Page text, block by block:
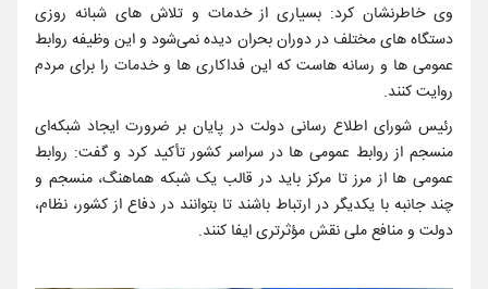
وی خاطرنشان کرد: بسیاری از خدمات و تلاش‌ های شبانه ‌روزی
دستگاه‌ های مختلف در دوران بحران دیده نمی‌شود و این وظیفه روابط
عمومی‌ ها و رسانه ‌هاست که این فداکاری ‌ها و خدمات را برای مردم
روایت کنند.
رئیس شورای اطلاع‌ رسانی دولت در پایان بر ضرورت ایجاد شبکه‌ای
منسجم از روابط عمومی‌ ها در سراسر کشور تأکید کرد و گفت: روابط
عمومی ‌ها از مرز تا مرکز باید در قالب یک شبکه هماهنگ، منسجم و
چند جانبه با یکدیگر در ارتباط باشند تا بتوانند در دفاع از کشور، نظام،
دولت و منافع ملی نقش مؤثرتری ایفا کنند.